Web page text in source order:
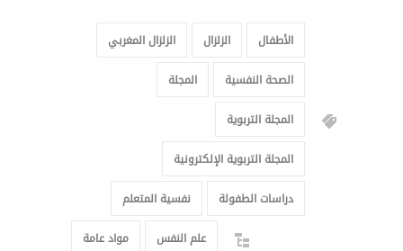
الأطفال الزلزال
الزلزال المغربي
الصحة النفسية
المجلة
المجلة التربوية
المجلة التربوية الإلكترونية
دراسات الطفولة
نفسية المتعلم
علم النفس
مواد عامة